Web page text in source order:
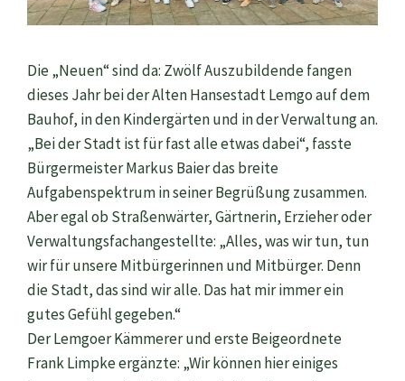
Die „Neuen“ sind da: Zwölf Auszubildende fangen
dieses Jahr bei der Alten Hansestadt Lemgo auf dem
Bauhof, in den Kindergärten und in der Verwaltung an.
„Bei der Stadt ist für fast alle etwas dabei“, fasste
Bürgermeister Markus Baier das breite
Aufgabenspektrum in seiner Begrüßung zusammen.
Aber egal ob Straßenwärter, Gärtnerin, Erzieher oder
Verwaltungsfachangestellte: „Alles, was wir tun, tun
wir für unsere Mitbürgerinnen und Mitbürger. Denn
die Stadt, das sind wir alle. Das hat mir immer ein
gutes Gefühl gegeben.“
Der Lemgoer Kämmerer und erste Beigeordnete
Frank Limpke ergänzte: „Wir können hier einiges